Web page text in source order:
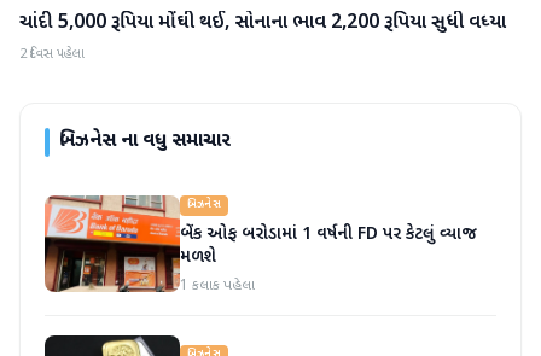
બિઝનેસ
ચાંદી 5,000 રૂપિયા મોંઘી થઈ, સોનાના ભાવ 2,200 રૂપિયા સુધી વધ્યા
2 દિવસ પહેલા
બિઝનેસના વધુ સમાચાર
બિઝનેસ
બેંક ઓફ બરોડામાં 1 વર્ષની FD પર કેટલું વ્યાજ
મળશે
1 કલાક પહેલા